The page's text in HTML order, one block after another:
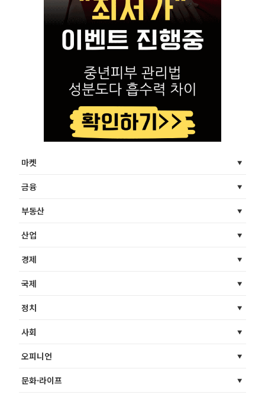
마켓
금융
부동산
산업
경제
국제
정치
사회
오피니언
문화·라이프